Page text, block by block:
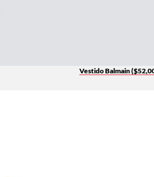
Vestido Balmain